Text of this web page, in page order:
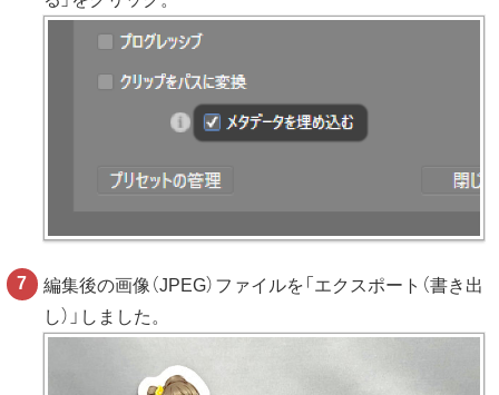
編集後の画像（JPEG）ファイルを「エクスポート（書き出
し）」しました。